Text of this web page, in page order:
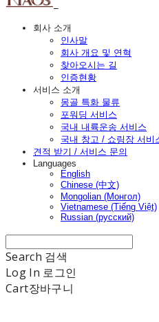
회사 소개
인사말
회사 개요 및 연혁
찾아오시는 길
인증현황
서비스 소개
몽골 특화 물류
포워딩 서비스
국내 내륙운송 서비스
국내 창고 / 쇼링장 서비
견적 받기 / 서비스 문의
Languages
English
Chinese (中文)
Mongolian (Монгол)
Vietnamese (Tiếng Việt)
Russian (русский)
Search 검색
Log In 로그인
Cart장바구니